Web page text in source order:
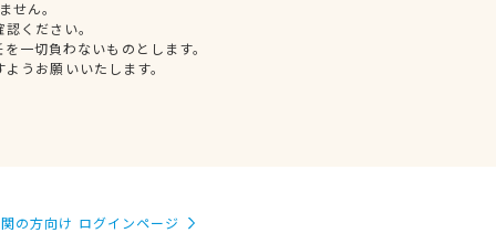
せん。
ください。
一切負わないものとします。
うお願いいたします。
の方向け ログインページ